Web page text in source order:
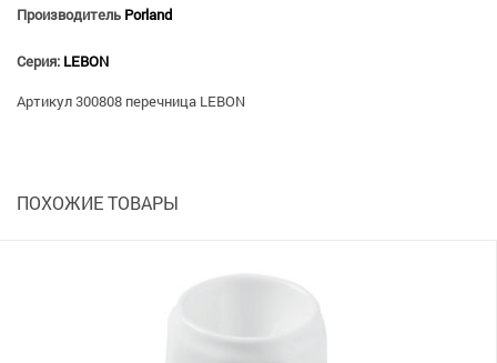
Производитель Porland
Серия: LEBON
Артикул300808 перечница LEBON
ПОХОЖИЕ ТОВАРЫ